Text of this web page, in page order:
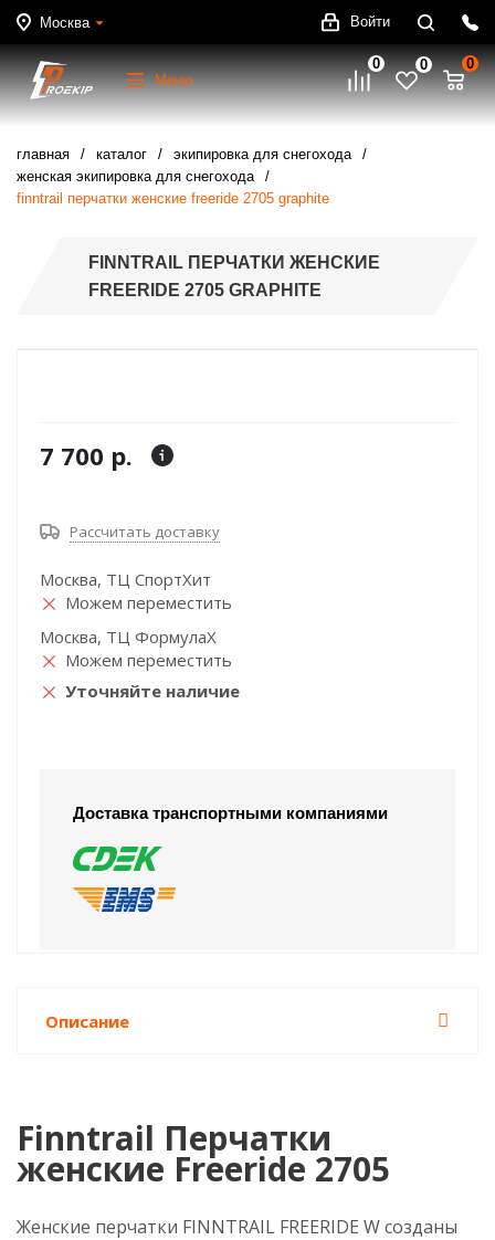
Москва Войти
Меню
0 0 0
главная каталог
экипировка для снегохода
женская экипировка для снегохода
finntrail перчатки женские freeride 2705 graphite
FINNTRAIL ПЕРЧАТКИ ЖЕНСКИЕ
FREERIDE 2705 GRAPHITE
7 700 р.
Рассчитать доставку
Москва, ТЦ СпортХит
Можем переместить
Москва, ТЦ ФормулаХ
Можем переместить
Уточняйте наличие
Доставка транспортными компаниями
Описание
Finntrail Перчатки
женские Freeride 2705
Женские перчатки FINNTRAIL FREERIDE W созданы